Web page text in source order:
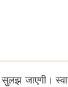
सुलझ जाएगी।